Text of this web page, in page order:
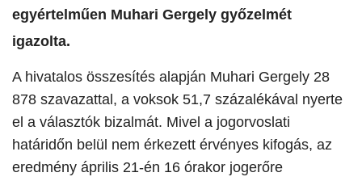
egyértelműen Muhari Gergely győzelmét
igazolta.
A hivatalos összesítés alapján Muhari Gergely 28
878 szavazattal, a voksok 51,7 százalékával nyerte
el a választók bizalmát. Mivel a jogorvoslati
határidőn belül nem érkezett érvényes kifogás, az
eredmény április 21-én 16 órakor jogerőre